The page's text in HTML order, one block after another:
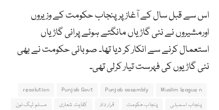
اس سے قبل سال کے آغاز پر پنجاب حکومت کے وزیروں
اورمشیروں نے نئی گاڑیاں مانگتے ہوئے پرانی گاڑیاں
استعمال کرنے سے انکار کر دیا تھا۔ صوبائی حکومت نے بھی
نئی گاڑیوں کی فہرست تیار کرلی تھی۔
Muslim league n
Punjab assembly
Punjab Govt
resolution
پنجاب اسمبلی
پنجاب حکومت قرار داد کفایت شعاری
مسلم لیگ نون